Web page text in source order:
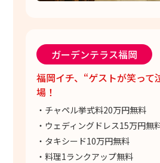
ガーデンテラス福岡
福岡イチ、“ゲストが笑って
場！
・チャペル挙式料20万円無料
・ウェディングドレス15万円無
・タキシード10万円無料
・料理1ランクアップ無料